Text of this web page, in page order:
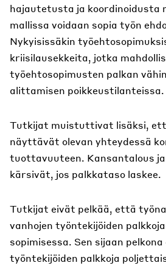
hajautetusta ja koordinoidusta
mallissa voidaan sopia työn
Nykyisissäkin
kriisilausekkeita, jotka
työehtosopimusten palkan
alittamisen poikkeustilanteissa.
Tutkijat muistuttivat lisäksi,
näyttävät olevan yhteydessä
tuottavuuteen. Kansantalous
kärsivät, jos palkkataso laskee.
Tutkijat eivät pelkää, että
vanhojen työntekijöiden
sopimisessa. Sen sijaan
työntekijöiden palkkoja